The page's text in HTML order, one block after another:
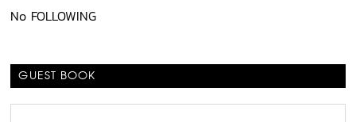
No FOLLOWING
GUEST BOOK